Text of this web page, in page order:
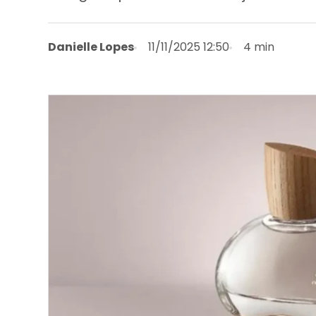
Danielle Lopes 11/11/2025 12:50 4 min